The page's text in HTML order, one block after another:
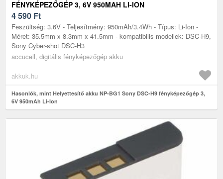
FÉNYKÉPEZŐGÉP 3, 6V 950MAH LI-ION
4 590 Ft
Feszültség: 3.6V - Teljesítmény: 950mAh/3.4Wh - Típus: Li-Ion -
Méret: 35.5mm x 8.3mm x 41.5mm - kompatibilis modellek: DSC-H9,
Sony Cyber-shot DSC-H3
accucell, digitális fényképezőgép akku
akkuk.hu
Hasonlók, mint Helyettesítő akku NP-BG1 Sony DSC-H9 fényképezőgép 3,
6V 950mAh Li-Ion